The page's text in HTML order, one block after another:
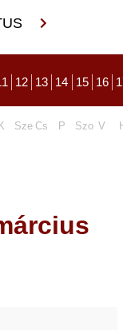
12 13 14 15 16
K Sze Cs P Szo V